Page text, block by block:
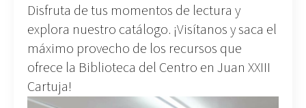
Disfruta de tus momentos de lectura y
explora nuestro catálogo. ¡Visítanos y saca el
máximo provecho de los recursos que
ofrece la Biblioteca del Centro en Juan XXIII
Cartuja!